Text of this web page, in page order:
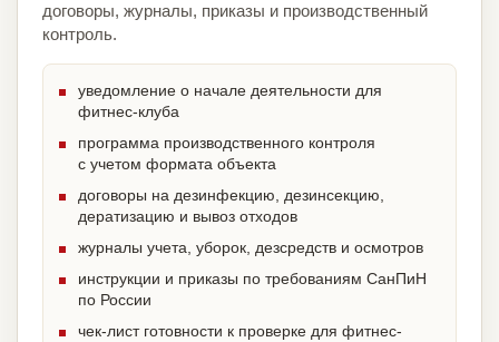
договоры, журналы, приказы и производственный
контроль.
уведомление о начале деятельности для
фитнес-клуба
программа производственного контроля
с учетом формата объекта
договоры на дезинфекцию, дезинсекцию,
дератизацию и вывоз отходов
журналы учета, уборок, дезсредств и осмотров
инструкции и приказы по требованиям СанПиН
по России
чек-лист готовности к проверке для фитнес-